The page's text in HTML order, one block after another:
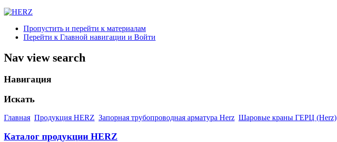
Пропустить и перейти к материалам
Перейти к Главной навигации и Войти
Nav view search
Навигация
Искать
Главная Продукция HERZ Запорная трубопроводная арматура Herz Шаровые краны ГЕРЦ (Herz)
Каталог продукции HERZ